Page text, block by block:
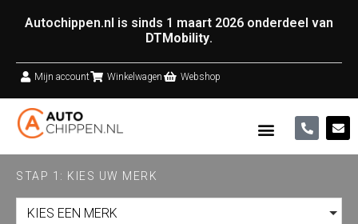
Autochippen.nl is sinds 1 maart 2026 onderdeel van
DTMobility.
Mijn account Winkelwagen Webshop
STAP 1: KIES UW MERK
KIES EEN MERK